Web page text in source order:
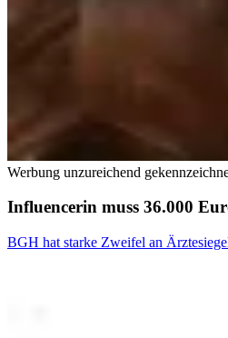
Werbung unzureichend
Influencerin muss 36.000
BGH hat starke Zweifel an